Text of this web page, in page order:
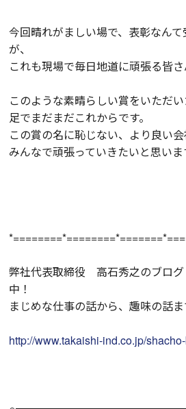
今回晴れがましい場で、表彰なん
が、
これも現場で毎日地道に頑張る皆さ
このような素晴らしい賞をいただ
足でまだまだこれからです。
この賞の名に恥じない、より良い会
みんなで頑張っていきたいと思いま
弊社代表取締役 高石秀之のブログ
中！
まじめな仕事の話から、趣味の話
http://www.takaishi-ind.co.jp/